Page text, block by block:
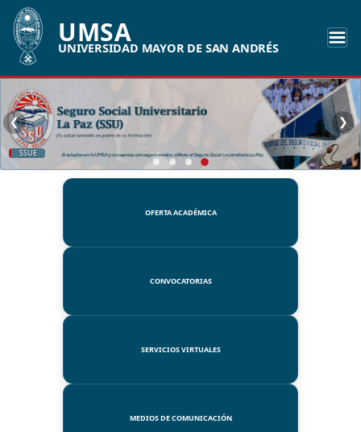
UMSA
UNIVERSIDAD MAYOR DE SAN ANDRÉS
SSUE
❮ ❯
OFERTA ACADÉMICA
CONVOCATORIAS
SERVICIOS VIRTUALES
MEDIOS DE COMUNICACIÓN